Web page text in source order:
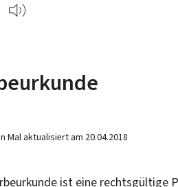
Mal aktualisiert am 20.04.2018
ist eine rechtsgültige